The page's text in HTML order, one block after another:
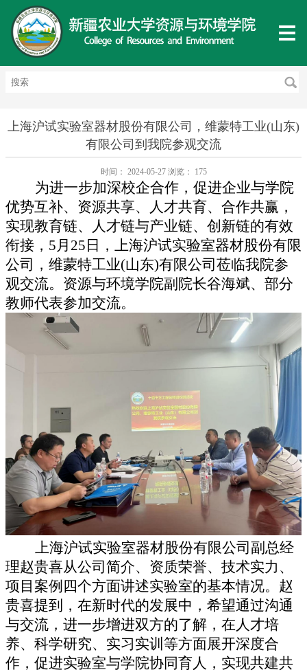
上海沪试实验室器材股份有限公司，维蒙特工业(山东)
有限公司到我院参观交流
时间： 2024-05-27 浏览： 175
为进一步加深校企合作，促进企业与学院
优势互补、资源共享、人才共育、合作共赢，
实现教育链、人才链与产业链、创新链的有效
衔接， 5月25日，上海沪试实验室器材股份有限
公司，维蒙特工业(山东)有限公司莅临我院参
观交流。资源与环境学院副院长谷海斌、部分
教师代表参加交流。
上海沪试实验室器材股份有限公司副总经
理赵贵喜从公司简介、资质荣誉、技术实力、
项目案例四个方面讲述实验室的基本情况。赵
贵喜提到，在新时代的发展中，希望通过沟通
与交流，进一步增进双方的了解，在人才培
养、科学研究、实习实训等方面展开深度合
作，促进实验室与学院协同育人，实现共建共